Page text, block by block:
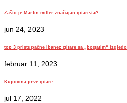
Zašto je Martin miller značajan gitarista?
jun 24, 2023
top 3 pristupačne Ibanez gitare sa „bogatim“
februar 11, 2023
Kupovina prve gitare
jul 17, 2022